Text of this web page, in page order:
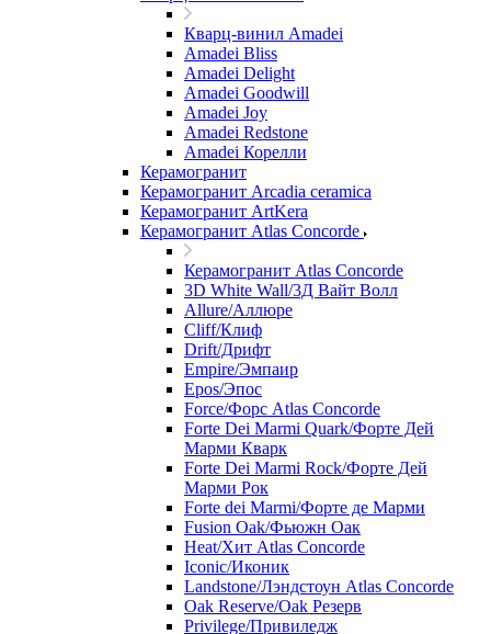
Кварц-винил Amadei
Amadei Bliss
Amadei Delight
Amadei Goodwill
Amadei Joy
Amadei Redstone
Amadei Корелли
Керамогранит
Керамогранит Arcadia ceramica
Керамогранит ArtKera
Керамогранит Atlas Concorde
Керамогранит Atlas Concorde
3D White Wall/3Д Вайт Волл
Allure/Аллюрe
Cliff/Клиф
Drift/Дрифт
Empire/Эмпаир
Epos/Эпос
Force/Фoрс Atlas Concorde
Forte Dei Marmi Quark/Форте Дей
Марми Кварк
Forte Dei Marmi Rock/Форте Дей
Марми Рок
Forte dei Marmi/Форте де Марми
Fusion Oak/Фьюжн Оак
Heat/Xит Atlas Concorde
Iconic/Иконик
Landstone/Лэндстоун Atlas Concorde
Oak Reserve/Оak Резepв
Privilege/Привиледж